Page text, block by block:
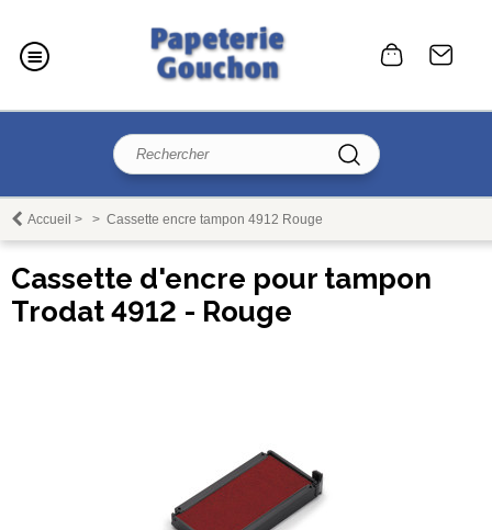
Accueil > > Cassette encre tampon 4912 Rouge
Cassette d'encre pour tampon
Trodat 4912 - Rouge